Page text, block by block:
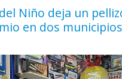
Niño deja un
en dos